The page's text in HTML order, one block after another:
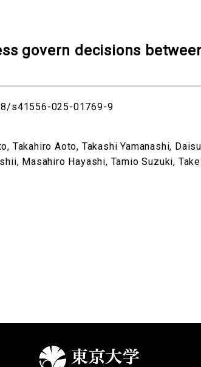
govern decisions
s41556-025-01769-9
Takahiro Aoto, Takashi Yamanashi,
Masahiro Hayashi, Tamio Suzuki,